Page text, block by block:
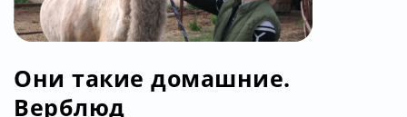
Они такие домашние.
Верблюд